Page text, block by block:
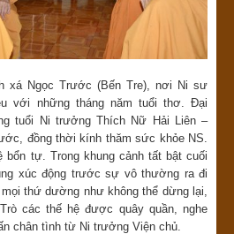
xá Ngọc Trước (Bến Tre), nơi Ni sư
với những tháng năm tuổi thơ. Đại
tuổi Ni trưởng Thích Nữ Hải Liên –
đồng thời kính thăm sức khỏe NS.
bổn tự. Trong khung cảnh tất bật cuối
xúc động trước sự vô thường ra đi
thứ dường như không thể dừng lại,
các thế hệ được quây quần, nghe
chân tình từ Ni trưởng Viện chủ.